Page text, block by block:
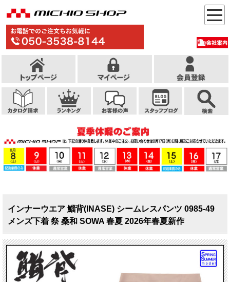
インナーウエア 鯔背(INASE) シームレスパンツ 0985-49
メンズ下着 祭 桑和 SOWA 春夏 2026年春夏新作